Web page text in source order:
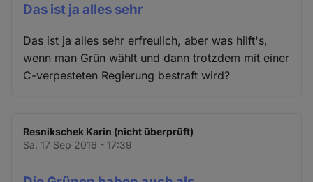
Das ist ja alles sehr
Das ist ja alles sehr erfreulich, aber was hilft's,
wenn man Grün wählt und dann trotzdem mit einer
C-verpesteten Regierung bestraft wird?
Resnikschek Karin (nicht überprüft)
Sa. 17 Sep 2016 - 17:39